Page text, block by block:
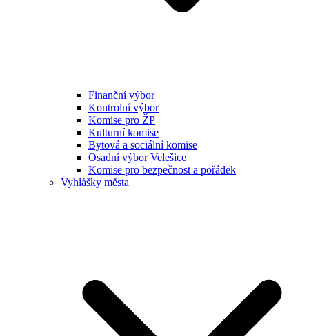
Finanční výbor
Kontrolní výbor
Komise pro ŽP
Kulturní komise
Bytová a sociální komise
Osadní výbor Velešice
Komise pro bezpečnost a pořádek
Vyhlášky města